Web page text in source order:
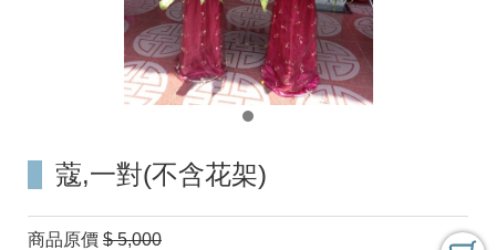
蔻,一對(不含花架)
商品原價 $ 5,000